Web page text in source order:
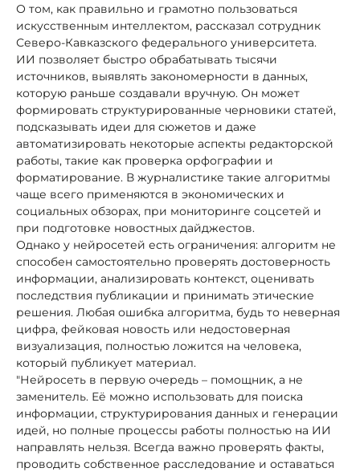
О том, как правильно и грамотно пользоваться
искусственным интеллектом, рассказал сотрудник
Северо-Кавказского федерального университета.
ИИ позволяет быстро обрабатывать тысячи
источников, выявлять закономерности в данных,
которую раньше создавали вручную. Он может
формировать структурированные черновики статей,
подсказывать идеи для сюжетов и даже
автоматизировать некоторые аспекты редакторской
работы, такие как проверка орфографии и
форматирование. В журналистике такие алгоритмы
чаще всего применяются в экономических и
социальных обзорах, при мониторинге соцсетей и
при подготовке новостных дайджестов.
Однако у нейросетей есть ограничения: алгоритм не
способен самостоятельно проверять достоверность
информации, анализировать контекст, оценивать
последствия публикации и принимать этические
решения. Любая ошибка алгоритма, будь то неверная
цифра, фейковая новость или недостоверная
визуализация, полностью ложится на человека,
который публикует материал.
"Нейросеть в первую очередь – помощник, а не
заменитель. Её можно использовать для поиска
информации, структурирования данных и генерации
идей, но полные процессы работы полностью на ИИ
направлять нельзя. Всегда важно проверять факты,
проводить собственное расследование и оставаться